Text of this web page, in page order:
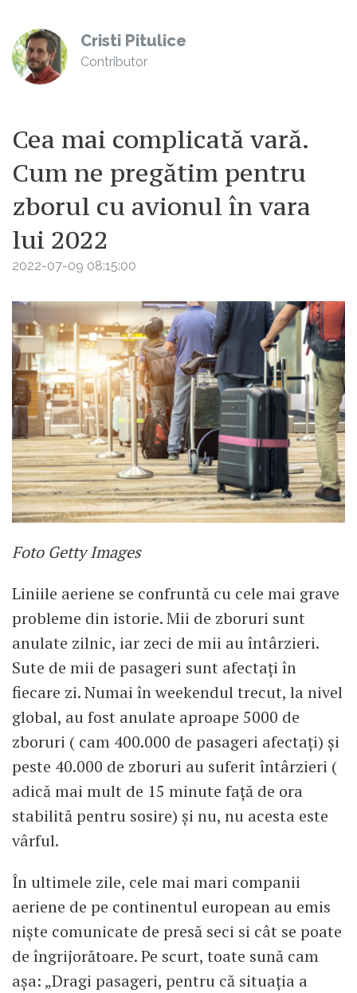
Cristi Pitulice
Contributor
Cea mai complicată vară.
Cum ne pregătim pentru
zborul cu avionul în vara
lui 2022
2022-07-09 08:15:00
Foto Getty Images
Liniile aeriene se confruntă cu cele mai grave
probleme din istorie. Mii de zboruri sunt
anulate zilnic, iar zeci de mii au întârzieri.
Sute de mii de pasageri sunt afectați în
fiecare zi. Numai în weekendul trecut, la nivel
global, au fost anulate aproape 5000 de
zboruri ( cam 400.000 de pasageri afectați) și
peste 40.000 de zboruri au suferit întârzieri (
adică mai mult de 15 minute față de ora
stabilită pentru sosire) și nu, nu acesta este
vârful.
În ultimele zile, cele mai mari companii
aeriene de pe continentul european au emis
niște comunicate de presă seci si cât se poate
de îngrijorătoare. Pe scurt, toate sună cam
așa: „Dragi pasageri, pentru că situația a